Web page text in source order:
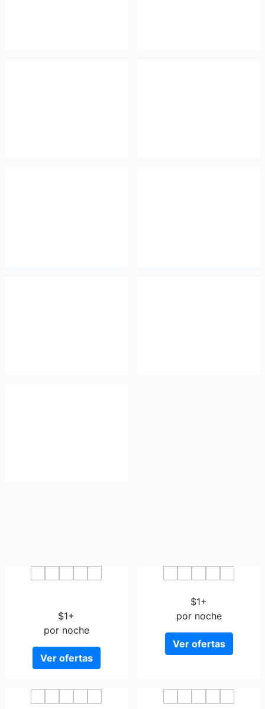
$1+
por noche
Ver ofertas
$1+
por noche
Ver ofertas